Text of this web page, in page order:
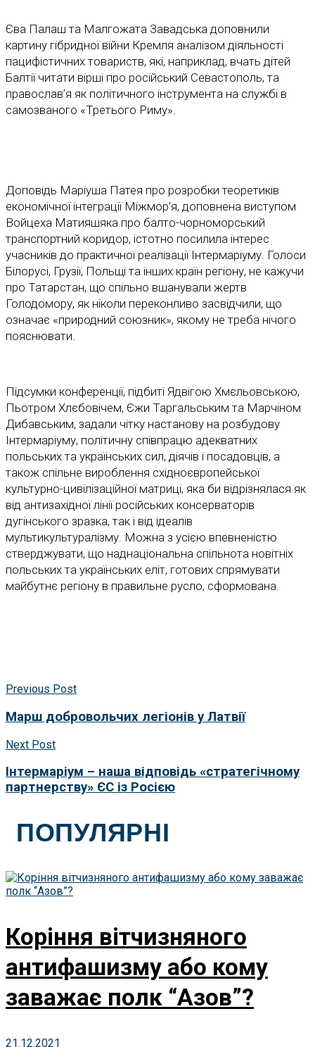
Єва Палаш та Малгожата Завадська доповнили
картину гібридної війни Кремля аналізом діяльності
пацифістичних товариств, які, наприклад, вчать дітей
Балтії читати вірші про російський Севастополь, та
православ’я як політичного інструмента на службі в
самозваного «Третього Риму».
Доповідь Маріуша Патея про розробки теоретиків
економічної інтеграції Міжмор’я, доповнена виступом
Войцеха Матияшяка про балто-чорноморський
транспортний коридор, істотно посилила інтерес
учасників до практичної реалізації Інтермаріуму. Голоси
Білорусі, Грузії, Польщі та інших країн регіону, не кажучи
про Татарстан, що спільно вшанували жертв
Голодомору, як ніколи переконливо засвідчили, що
означає «природний союзник», якому не треба нічого
пояснювати.
Підсумки конференції, підбиті Ядвігою Хмєльовською,
Пьотром Хлєбовічем, Єжи Таргальським та Марчіном
Дибавським, задали чітку настанову на розбудову
Інтермаріуму, політичну співпрацю адекватних
польських та українських сил, діячів і посадовців, а
також спільне вироблення східноєвропейської
культурно-цивілізаційної матриці, яка би відрізнялася як
від антизахідної лінії російських консерваторів
дугінського зразка, так і від ідеалів
мультикультуралізму. Можна з усією впевненістю
стверджувати, що наднаціональна спільнота новітніх
польських та українських еліт, готових спрямувати
майбутнє регіону в правильне русло, сформована.
Previous Post
Марш добровольчих легіонів у Латвії
Next Post
Інтермаріум – наша відповідь «стратегічному
партнерству» ЄС із Росією
ПОПУЛЯРНІ
Коріння вітчизняного
антифашизму або кому
заважає полк “Азов”?
21.12.2021